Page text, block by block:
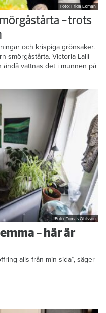
Foto: Frida Ekman
– trots
och krispiga grönsaker.
smörgåstårta. Victoria Lalli
vattnas det i munnen på
Foto: Tomas Ohlsson
– här är
alls från min sida”, säger